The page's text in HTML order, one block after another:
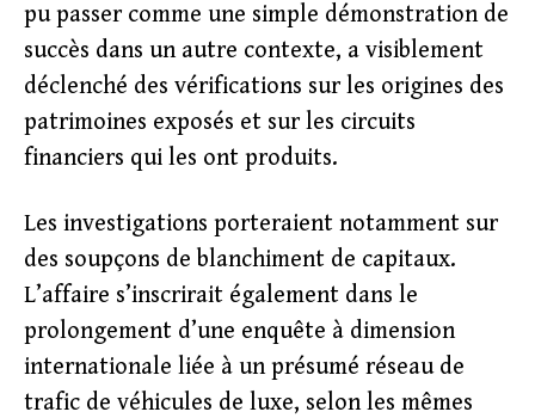
pu passer comme une simple démonstration de
succès dans un autre contexte, a visiblement
déclenché des vérifications sur les origines des
patrimoines exposés et sur les circuits
financiers qui les ont produits.
Les investigations porteraient notamment sur
des soupçons de blanchiment de capitaux.
L’affaire s’inscrirait également dans le
prolongement d’une enquête à dimension
internationale liée à un présumé réseau de
trafic de véhicules de luxe, selon les mêmes